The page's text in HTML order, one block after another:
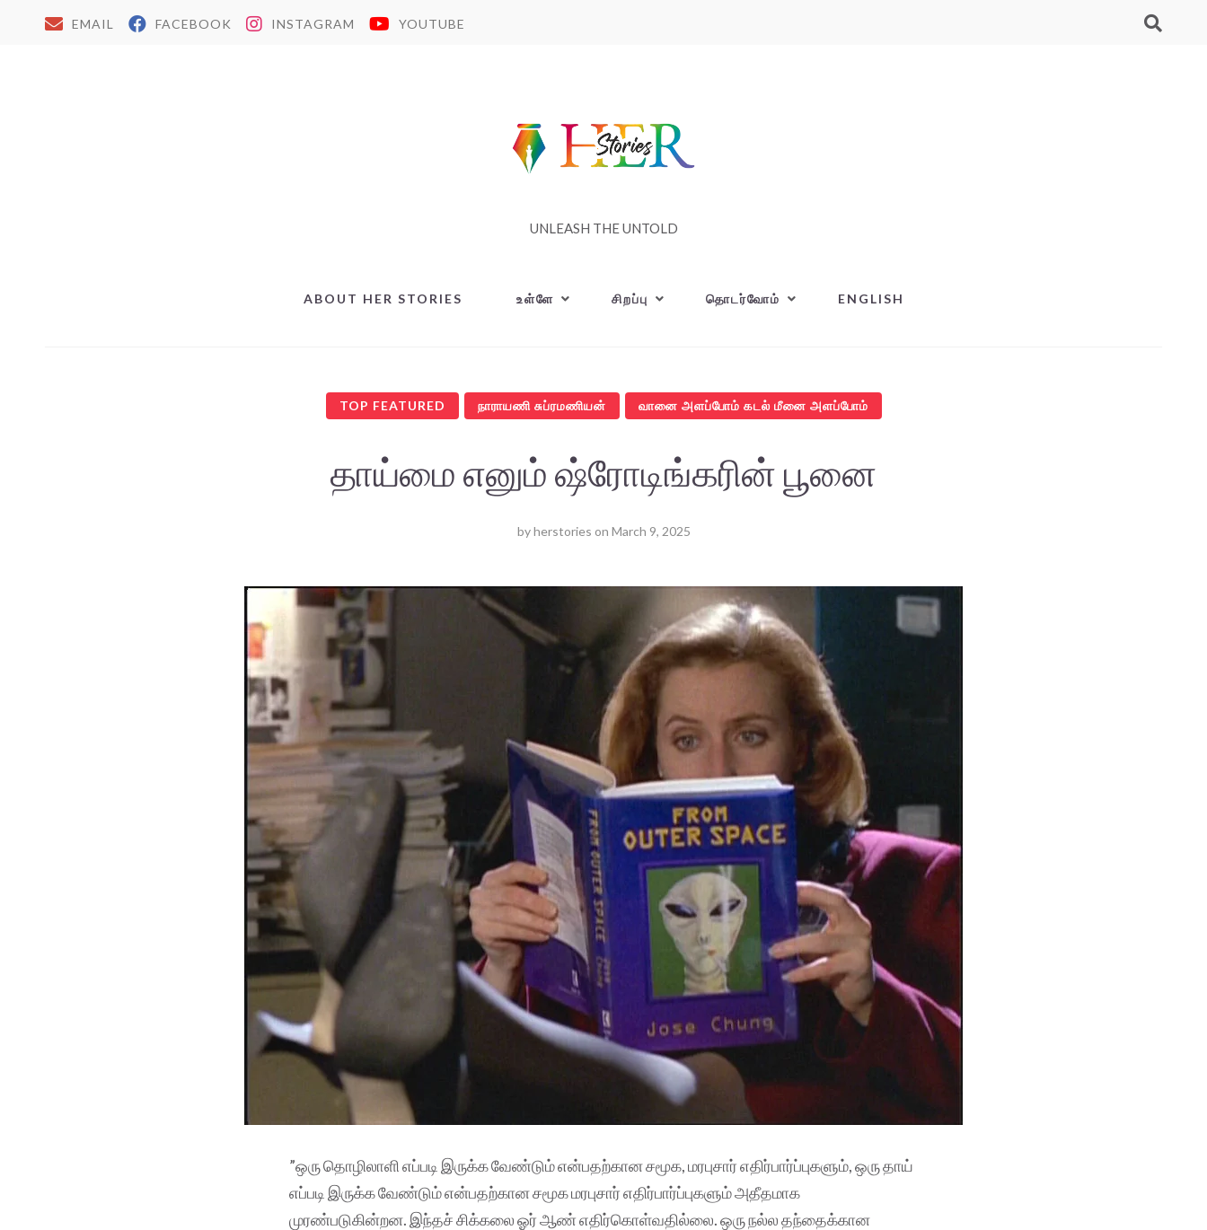
EMAIL FACEBOOK INSTAGRAM YOUTUBE
UNLEASH THE UNTOLD
ABOUT HER STORIES உள்ளே சிறப்பு தொடர்வோம் ENGLISH
TOP FEATURED நாராயணி சுப்ரமணியன் வானை அளப்போம் கடல் மீனை அளப்போம்
தாய்மை எனும் ஷ்ரோடிங்கரின் பூனை
byherstories on March 9, 2025
”ஒரு தொழிலாளி எப்படி இருக்க வேண்டும் என்பதற்கான சமூக, மரபுசார் எதிர்பார்ப்புகளும், ஒரு தாய்
எப்படி இருக்க வேண்டும் என்பதற்கான சமூக மரபுசார் எதிர்பார்ப்புகளும் அதீதமாக
முரண்படுகின்றன. இந்தச் சிக்கலை ஓர் ஆண் எதிர்கொள்வதில்லை. ஒரு நல்ல தந்தைக்கான